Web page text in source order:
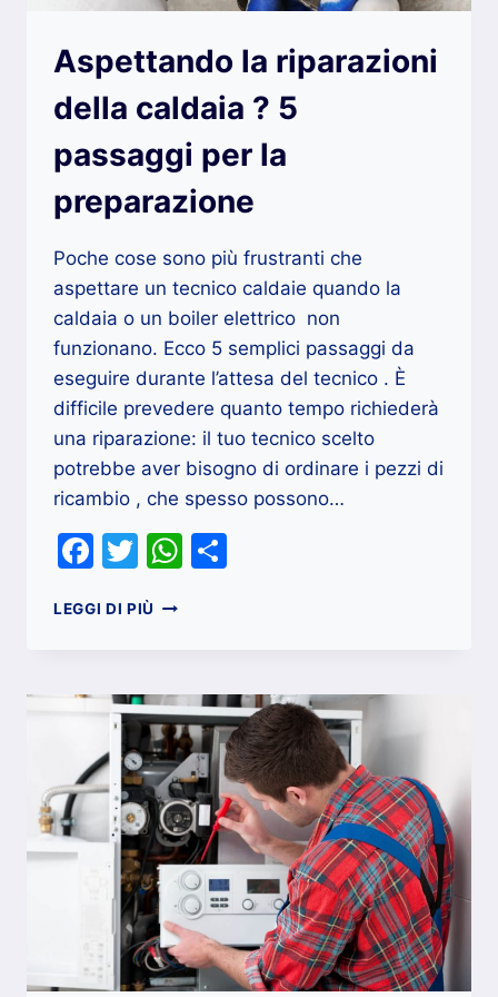
Aspettando la riparazioni
della caldaia ? 5
passaggi per la
preparazione
Poche cose sono più frustranti che
aspettare un tecnico caldaie quando la
caldaia o un boiler elettrico non
funzionano. Ecco 5 semplici passaggi da
eseguire durante l’attesa del tecnico . È
difficile prevedere quanto tempo richiederà
una riparazione: il tuo tecnico scelto
potrebbe aver bisogno di ordinare i pezzi di
ricambio , che spesso possono…
Facebook
TwitterWhatsApp
LEGGI DI PIÙ ASPETTANDO
CALDAIA
?
5
PASSAGGI
PER
LA
PREPARAZIONE